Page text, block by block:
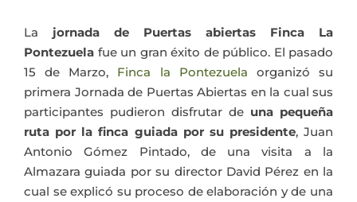
La jornada de Puertas abiertas Finca La
Pontezuela fue un gran éxito de público. El pasado
15 de Marzo, Finca la Pontezuela organizó su
primera Jornada de Puertas Abiertas en la cual sus
participantes pudieron disfrutar de una pequeña
ruta por la finca guiada por su presidente, Juan
Antonio Gómez Pintado, de una visita a la
Almazara guiada por su director David Pérez en la
cual se explicó su proceso de elaboración y de una